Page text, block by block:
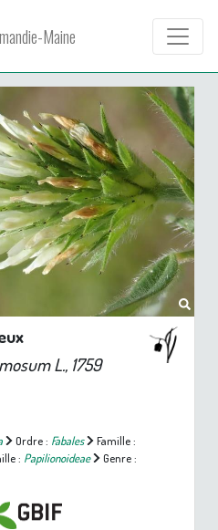
Maine
L., 1759
Ordre : Fabales
Famille :
: Papilionoideae
Genre :